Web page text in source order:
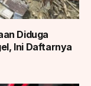
Diduga
Ini Daftarnya